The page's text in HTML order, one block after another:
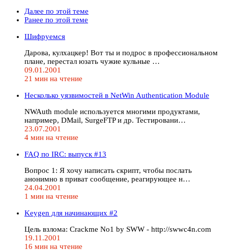
Далее по этой теме
Ранее по этой теме
Шифруемся
Дарова, кулхацкер! Вот ты и подрос в профессиональном
плане, перестал юзать чужие кульные …
09.01.2001
21 мин на чтение
Несколько уязвимостей в NetWin Authentication Module
NWAuth module используется многими продуктами,
например, DMail, SurgeFTP и др. Тестировани…
23.07.2001
4 мин на чтение
FAQ по IRC: выпуск #13
Вопрос 1: Я хочу написать скрипт, чтобы послать
анонимно в приват сообщение, реагирующее н…
24.04.2001
1 мин на чтение
Keygen для начинающих #2
Цель взлома: Crackme No1 by SWW - http://swwc4n.com
19.11.2001
16 мин на чтение